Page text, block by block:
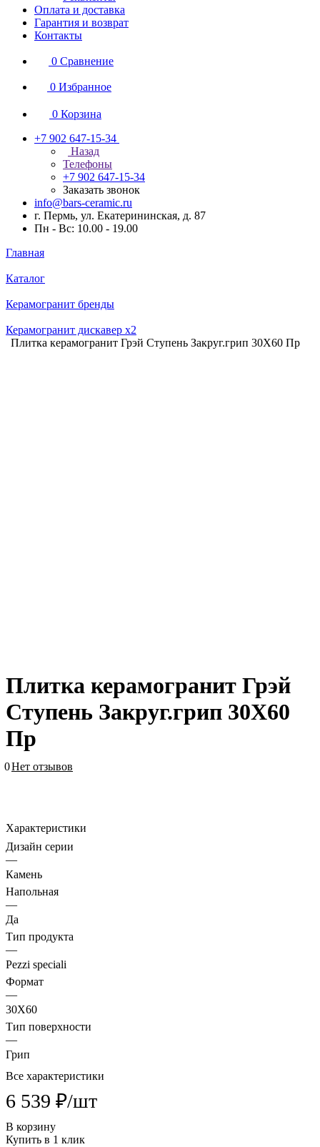
Оплата и доставка
Гарантия и возврат
Контакты
0 Сравнение
0 Избранное
0 Корзина
+7 902 647-15-34
Назад
Телефоны
+7 902 647-15-34
Заказать звонок
info@bars-ceramic.ru
г. Пермь, ул. Екатерининская, д. 87
Пн - Вс: 10.00 - 19.00
Главная
Каталог
Керамогранит бренды
Керамогранит дискавер x2
Плитка керамогранит Грэй Ступень Закруг.грип 30X60 Пр
Плитка керамогранит Грэй
Ступень Закруг.грип 30X60
Пр
0Нет отзывов
Характеристики
Дизайн серии
—
Камень
Напольная
—
Да
Тип продукта
—
Pezzi speciali
Формат
—
30X60
Тип поверхности
—
Грип
Все характеристики
6 539 ₽/шт
В корзину
Купить в 1 клик